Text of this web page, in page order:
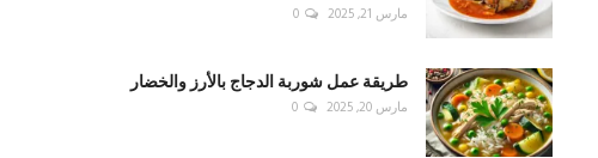
مارس 21, 2025 0
طريقة عمل شوربة الدجاج بالأرز والخضار
مارس 20, 2025 0